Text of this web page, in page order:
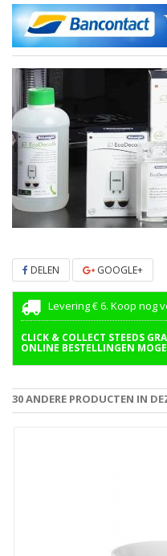
DELEN GOOGLE+
Levering € 6. Koop nog
CLICK & COLLECT STEEDS
ONLINE BESTELLINGEN
30 ANDERE PRODUCTEN IN